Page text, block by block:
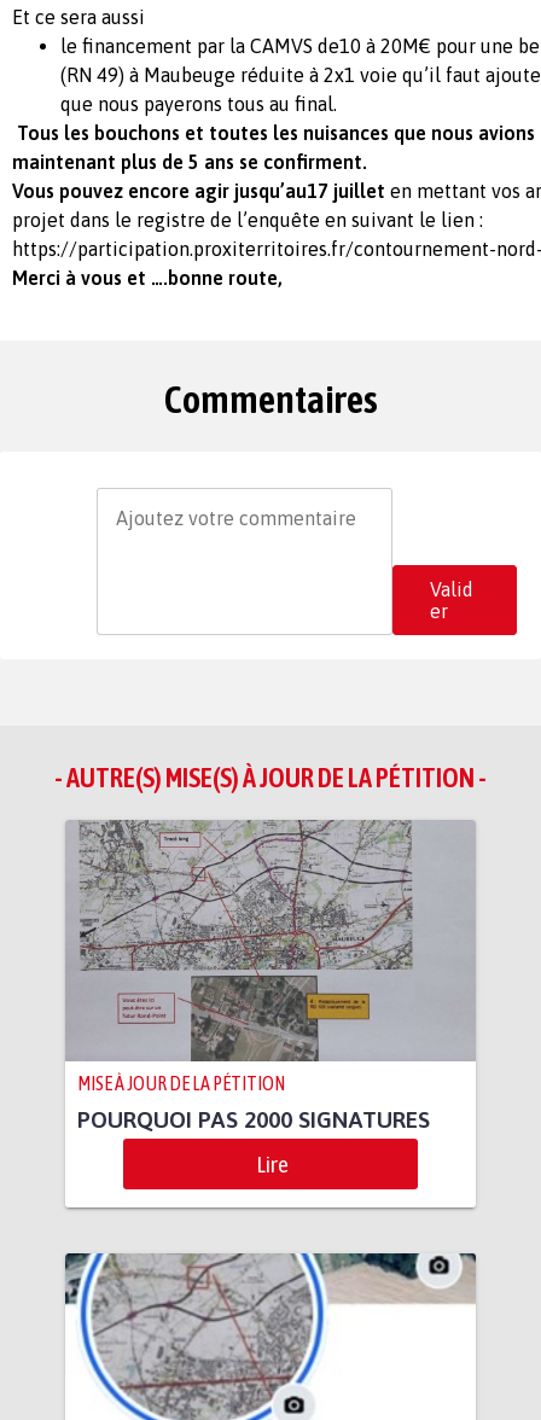
Et ce sera aussi
le financement par la CAMVS de10 à 20M€ pour une
(RN 49) à Maubeuge réduite à 2x1 voie qu’il faut
que nous payerons tous au final.
Tous les bouchons et toutes les nuisances que nous
maintenant plus de 5 ans se confirment.
Vous pouvez encore agir jusqu’au17 juillet en mettant vos
projet dans le registre de l’enquête en suivant le lien :
https://participation.proxiterritoires.fr/contournement-
Merci à vous et ….bonne route,
Commentaires
Valid
er
- AUTRE(S) MISE(S) À JOUR DE LA PÉTITION -
MISE À JOUR DE LA PÉTITION
POURQUOI PAS 2000 SIGNATURES
Lire